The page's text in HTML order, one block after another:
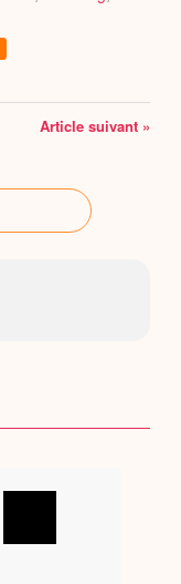
Article suivant »